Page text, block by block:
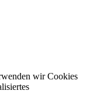
wir Cookies